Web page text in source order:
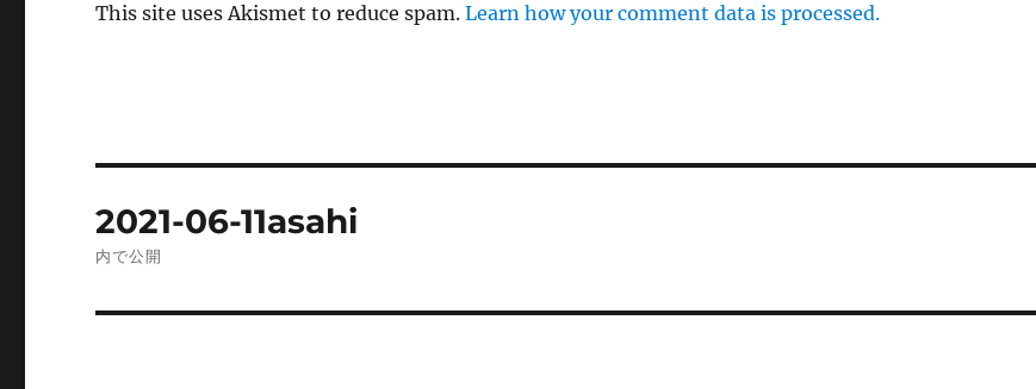
This site uses Akismet to reduce spam.Learn how your comment data is processed.
稿
2021-06-11asahi
内で公開